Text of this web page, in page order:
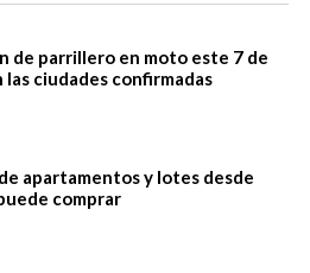
de parrillero en moto este 7 de
las ciudades confirmadas
apartamentos y lotes desde
comprar